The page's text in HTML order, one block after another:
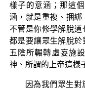
樣子的意涵；那這
涵，就是重複、捆
不管是你修學解脫道
都是要讓眾生解脫
五陰所輾轉虛妄施
神、所謂的上帝這樣
因為我們眾生